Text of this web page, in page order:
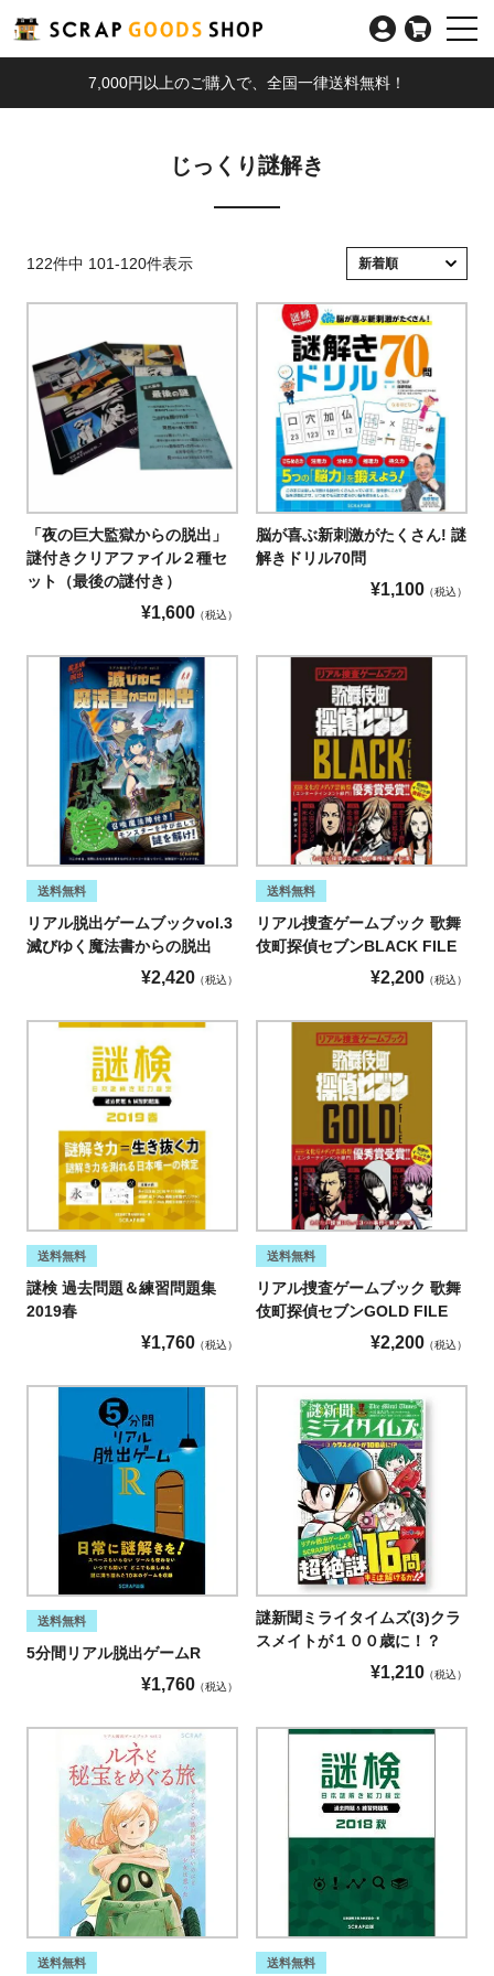
7,000円以上のご購入で、全国一律送料無料！
じっくり謎解き
新着順
122件中 101-120件表示
「夜の巨大監獄からの脱出」
謎付きクリアファイル２種セ
ット（最後の謎付き）
¥1,600 税込
脳が喜ぶ新刺激がたくさん! 謎
解きドリル70問
¥1,100 税込
送料無料
リアル脱出ゲームブックvol.3
滅びゆく魔法書からの脱出
¥2,420 税込
送料無料
リアル捜査ゲームブック 歌舞
伎町探偵セブンBLACK FILE
¥2,200 税込
送料無料
謎検 過去問題＆練習問題集
2019春
¥1,760 税込
送料無料
リアル捜査ゲームブック 歌舞
伎町探偵セブンGOLD FILE
¥2,200 税込
送料無料
5分間リアル脱出ゲームR
¥1,760 税込
謎新聞ミライタイムズ(3)クラ
スメイトが１００歳に！？
¥1,210 税込
送料無料 送料無料